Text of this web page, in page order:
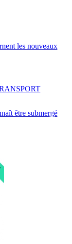
les nouveaux
être submergé